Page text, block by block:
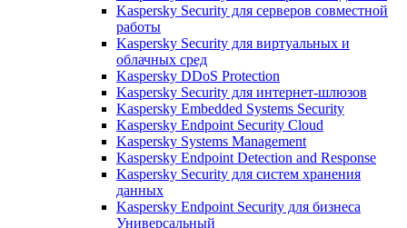
Kaspersky Security для серверов совместной
работы
Kaspersky Security для виртуальных и
облачных сред
Kaspersky DDoS Protection
Kaspersky Security для интернет-шлюзов
Kaspersky Embedded Systems Security
Kaspersky Endpoint Security Cloud
Kaspersky Systems Management
Kaspersky Endpoint Detection and Response
Kaspersky Security для систем хранения
данных
Kaspersky Endpoint Security для бизнеса
Универсальный